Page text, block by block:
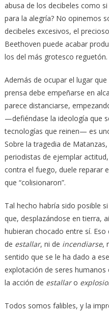
abusa de los decibeles como
para la alegría? No opinemos
decibeles excesivos, el
Beethoven puede acabar
los del más grotesco reguetón.
Además de ocupar el lugar
prensa debe empeñarse en
parece distanciarse,
—defiéndase la ideología que
tecnologías que reinen— es
Sobre la tragedia de
periodistas de ejemplar
contra el fuego, duele reparar
que “colisionaron”.
Tal hecho habría sido posible
que, desplazándose en tierra,
hubieran chocado entre sí. Eso
de estallar, ni de incendiarse,
sentido que se le ha dado a
explotación de seres
la acción de estallaro
Todos somos falibles, y la